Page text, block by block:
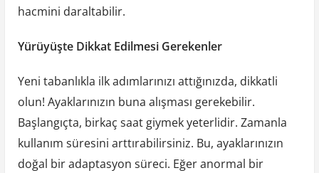
hacmini daraltabilir.
Yürüyüşte Dikkat Edilmesi Gerekenler
Yeni tabanlıkla ilk adımlarınızı attığınızda, dikkatli
olun! Ayaklarınızın buna alışması gerekebilir.
Başlangıçta, birkaç saat giymek yeterlidir. Zamanla
kullanım süresini arttırabilirsiniz. Bu, ayaklarınızın
doğal bir adaptasyon süreci. Eğer anormal bir